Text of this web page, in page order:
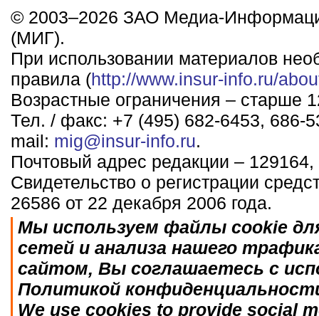
© 2003–2026 ЗАО Медиа-
(МИГ).
При использовании материалов
правила (http://www.insur-info.ru/
Возрастные ограничения – старше
Тел. / факс: +7 (495) 682-6453, 686-
mail: mig@insur-info.ru.
Почтовый адрес редакции –
Свидетельство о регистрации
26586 от 22 декабря 2006 года.
Мы используем файлы cookie
сетей и анализа нашего
сайтом, Вы соглашаетесь с
Политикой
We use cookies to provide social